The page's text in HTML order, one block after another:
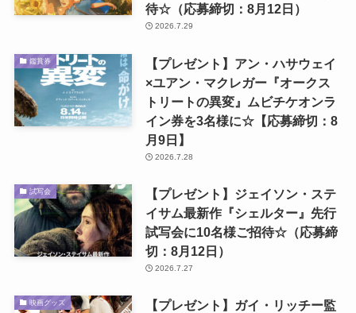
待☆（応募締切：8月12日）
2026.7.29
鑑賞券
【プレゼント】アン・ハサウェイ
×ユアン・マクレガー『オークス
トリートの異変』ムビチケオンラ
イン券を3名様に☆【応募締切：8
月9日】
2026.7.28
試写会
【プレゼント】ジェイソン・ステ
イサム最新作『シェルター』先行
試写会に10名様ご招待☆（応募締
切：8月12日）
2026.7.27
映画グッズ
【プレゼント】ガイ・リッチー監